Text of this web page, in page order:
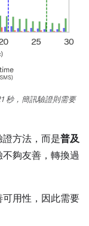
秒，簡訊驗證則需要
方法，而是普及
夠友善，轉換過
用性，因此需要